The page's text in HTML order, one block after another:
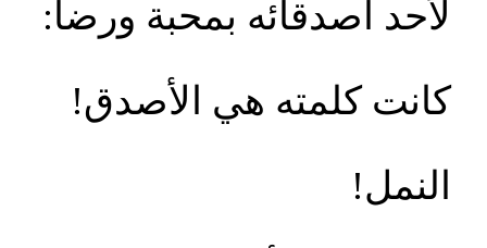
لأحد أصدقائه بمحبة ورضا:
كانت كلمته هي الأصدق!
النمل!